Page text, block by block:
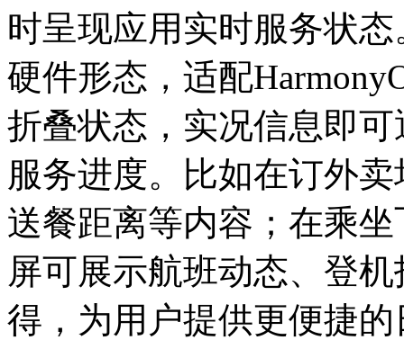
时呈现应用实时服务状
硬件形态，适配
折叠状态，实况信息即
服务进度。比如在订外
送餐距离等内容；在乘
屏可展示航班动态、登
得，为用户提供更便捷